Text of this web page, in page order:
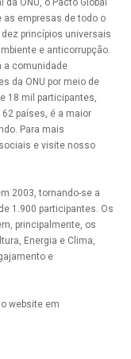
ONU, o Pacto Global
as empresas de todo o
princípios universais
e anticorrupção.
a comunidade
da ONU por meio de
18 mil participantes,
países, é a maior
Para mais
e visite nosso
2003, tornando-se a
1.900 participantes. Os
principalmente, os
Energia e Clima,
e
website em